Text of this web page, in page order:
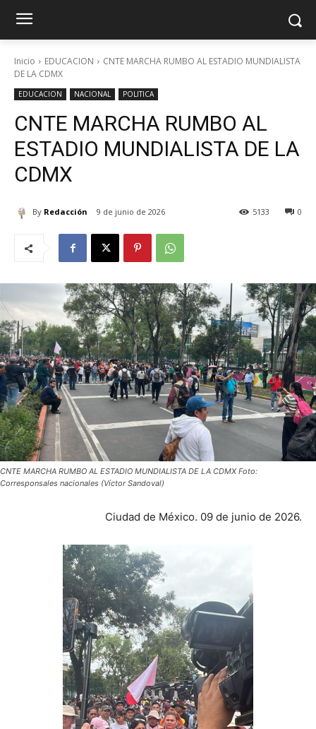
Inicio EDUCACION
CNTE MARCHA RUMBO AL ESTADIO MUNDIALISTA
DE LA CDMX
EDUCACION NACIONAL POLITICA
CNTE MARCHA RUMBO AL
ESTADIO MUNDIALISTA DE LA
CDMX
By Redacción 9 de junio de 2026 0
5133
CNTE MARCHA RUMBO AL ESTADIO MUNDIALISTA DE LA CDMX Foto:
Corresponsales nacionales (Víctor Sandoval)
Ciudad de México. 09 de junio de 2026.